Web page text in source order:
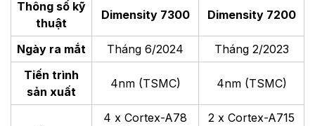
Thông số kỹ
thuật
Dimensity 7300 Dimensity 7200
Ngày ra mắt Tháng 6/2024
Tháng 2/2023
Tiến trình
sản xuất
4nm (TSMC) 4nm (TSMC)
4 x Cortex-A78
2 x Cortex-A715